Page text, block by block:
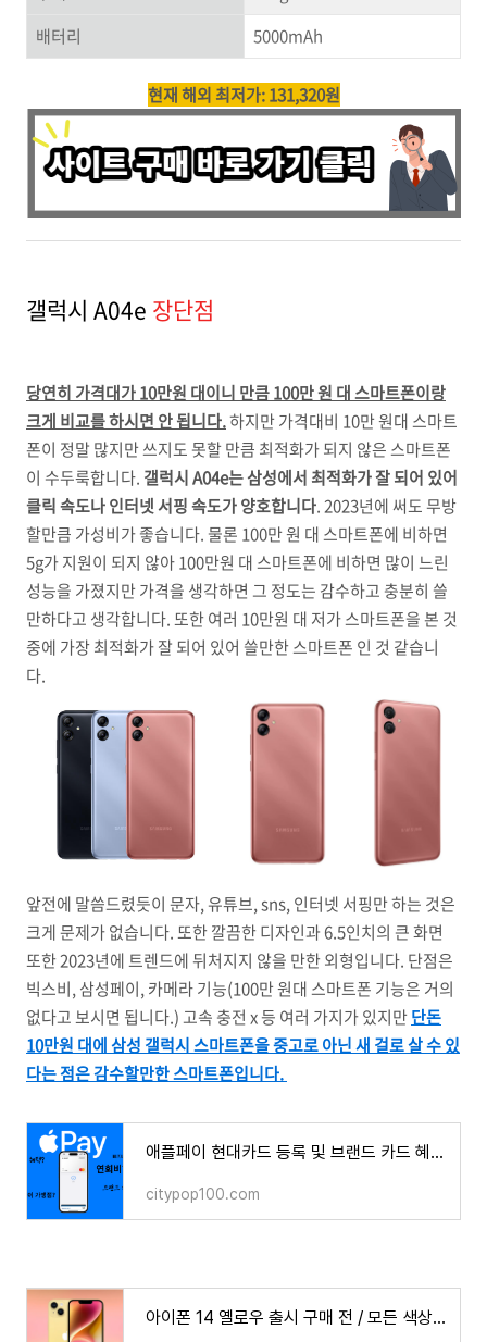
배터리
5000mAh
현재 해외 최저가: 131,320원
갤럭시 A04e 장단점
당연히 가격대가 10만원 대이니 만큼 100만 원 대 스마트폰이랑
크게 비교를 하시면 안 됩니다.하지만 가격대비 10만 원대 스마트
폰이 정말 많지만 쓰지도 못할 만큼 최적화가 되지 않은 스마트폰
이 수두룩합니다. 갤럭시 A04e는 삼성에서 최적화가 잘 되어 있어
클릭 속도나 인터넷 서핑 속도가 양호합니다. 2023년에 써도 무방
할만큼 가성비가 좋습니다. 물론 100만 원 대 스마트폰에 비하면
5g가 지원이 되지 않아 100만원 대 스마트폰에 비하면 많이 느린
성능을 가졌지만 가격을 생각하면 그 정도는 감수하고 충분히 쓸
만하다고 생각합니다. 또한 여러 10만원 대 저가 스마트폰을 본 것
중에 가장 최적화가 잘 되어 있어 쓸만한 스마트폰 인 것 같습니
다.
앞전에 말씀드렸듯이 문자, 유튜브, sns, 인터넷 서핑만 하는 것은
크게 문제가 없습니다. 또한 깔끔한 디자인과 6.5인치의 큰 화면
또한 2023년에 트렌드에 뒤처지지 않을 만한 외형입니다. 단점은
빅스비, 삼성페이, 카메라 기능(100만 원대 스마트폰 기능은 거의
없다고 보시면 됩니다.) 고속 충전 x 등 여러 가지가 있지만단돈
10만원 대에 삼성 갤럭시 스마트폰을 중고로 아닌 새 걸로 살 수 있
다는 점은 감수할만한 스마트폰입니다.
애플페이 현대카드 등록 및 브랜드 카드 혜택 총 정리
citypop100.com
아이폰 14 옐로우 출시 구매 전 / 모든 색상 및 스펙 다시 한번 확인하기